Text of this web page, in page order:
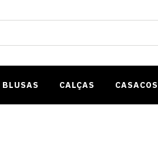
BLUSAS CALÇAS CASACOS